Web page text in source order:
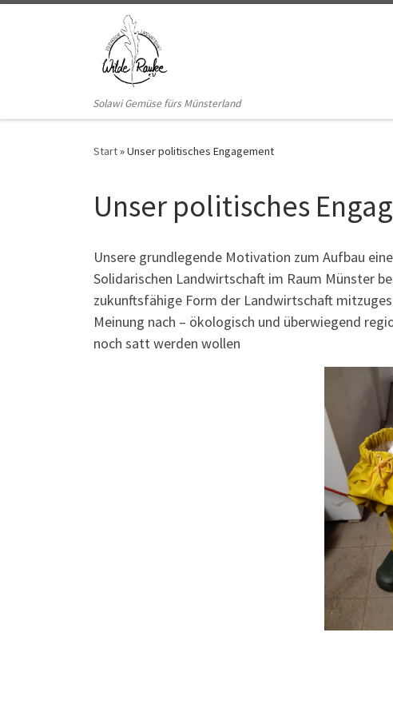
Solawi Gemüse fürs Münsterland
Start»Unser politisches Engagement
Unser politisches
Unsere grundlegende Motivation zum Aufbau
Solidarischen Landwirtschaft im Raum Münster
zukunftsfähige Form der Landwirtschaft
Meinung nach – ökologisch und überwiegend
noch satt werden wollen